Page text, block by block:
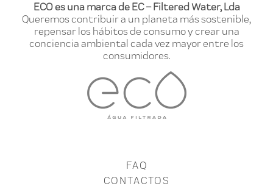
ECO es una marca de EC – Filtered Water, Lda
Queremos contribuir a un planeta más sostenible,
repensar los hábitos de consumo y crear una
conciencia ambiental cada vez mayor entre los
consumidores.
FAQ
CONTACTOS